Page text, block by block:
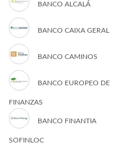
BANCO ALCALÁ
BANCO CAIXA GERAL
BANCO CAMINOS
BANCO EUROPEO DE
FINANZAS
BANCO FINANTIA
SOFINLOC